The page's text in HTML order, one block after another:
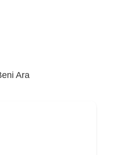
Ara